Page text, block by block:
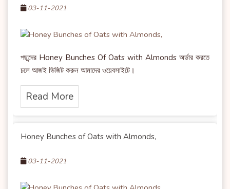
03-11-2021
পছন্দের Honey Bunches Of Oats with Almonds অর্ডার করতে
চলে আজই ভিজিট করুন আমাদের ওয়েবসাইটে।
Read More
Honey Bunches of Oats with Almonds,
03-11-2021